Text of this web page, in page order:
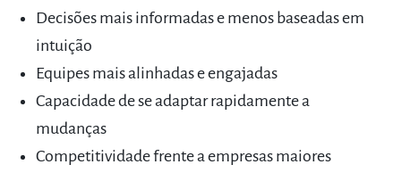
Decisões mais informadas e menos baseadas em
intuição
Equipes mais alinhadas e engajadas
Capacidade de se adaptar rapidamente a
mudanças
Competitividade frente a empresas maiores